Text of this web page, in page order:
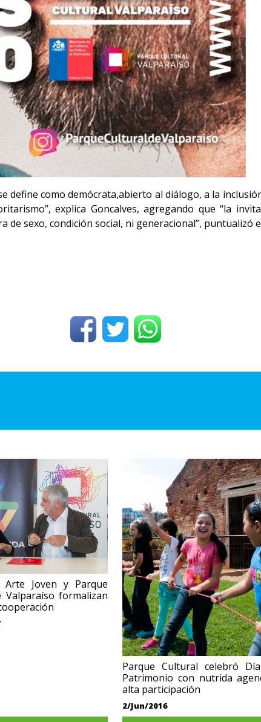
define como demócrata,abierto al diálogo, a la
explica Goncalves, agregando que “la
sexo, condición social, ni generacional”, puntualizó
Arte Joven y Parque
Valparaíso formalizan
Parque Cultural celebró
Patrimonio con nutrida
alta participación
2/Jun/2016